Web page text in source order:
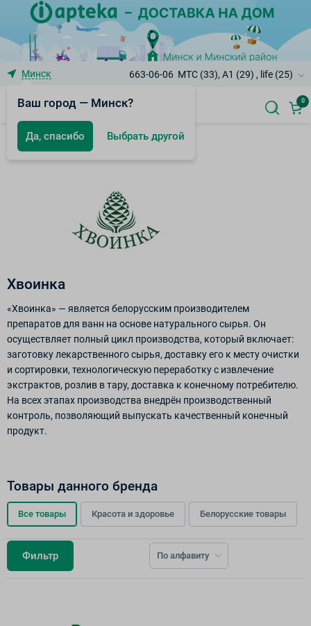
Минск
Ваш город — Минск?
Да, спасибо Выбрать другой
663-06-06 МТС (33), A1 (29) , life (25)
0
Бренды
Хвоинка
«Хвоинка» — является белорусским производителем
препаратов для ванн на основе натурального сырья. Он
осуществляет полный цикл производства, который включает:
заготовку лекарственного сырья, доставку его к месту очистки
и сортировки, технологическую переработку с извлечение
экстрактов, розлив в тару, доставка к конечному потребителю.
На всех этапах производства внедрён производственный
контроль, позволяющий выпускать качественный конечный
продукт.
Товары данного бренда
Все товары Красота и здоровье Белорусские товары
Фильтр По алфавиту